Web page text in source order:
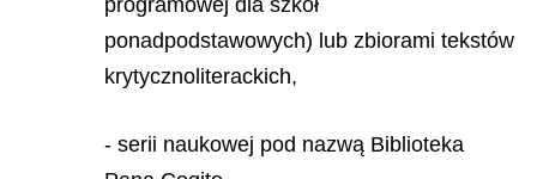
programowej dla szkół
ponadpodstawowych) lub zbiorami tekstów
krytycznoliterackich,
- serii naukowej pod nazwą Biblioteka